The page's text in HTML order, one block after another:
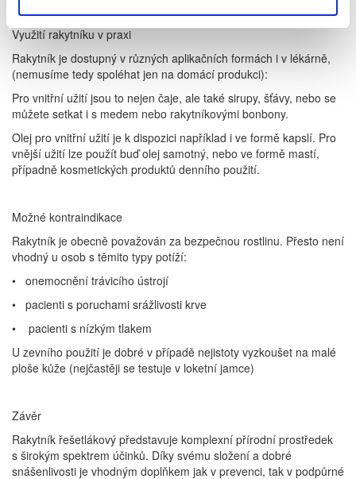
Využití rakytníku v praxi
Rakytník je dostupný v různých aplikačních formách i v lékárně,
(nemusíme tedy spoléhat jen na domácí produkci):
Pro vnitřní užití jsou to nejen čaje, ale také sirupy, šťávy, nebo se
můžete setkat i s medem nebo rakytníkovými bonbony.
Olej pro vnitřní užití je k dispozici například i ve formě kapslí. Pro
vnější užití lze použít buď olej samotný, nebo ve formě mastí,
případně kosmetických produktů denního použití.
Možné kontraindikace
Rakytník je obecně považován za bezpečnou rostlinu. Přesto není
vhodný u osob s těmito typy potíží:
• onemocnění trávicího ústrojí
• pacienti s poruchami srážlivosti krve
• pacienti s nízkým tlakem
U zevního použití je dobré v případě nejistoty vyzkoušet na malé
ploše kůže (nejčastěji se testuje v loketní jamce)
Závěr
Rakytník řešetlákový představuje komplexní přírodní prostředek
s širokým spektrem účinků. Díky svému složení a dobré
snášenlivosti je vhodným doplňkem jak v prevenci, tak v podpůrné